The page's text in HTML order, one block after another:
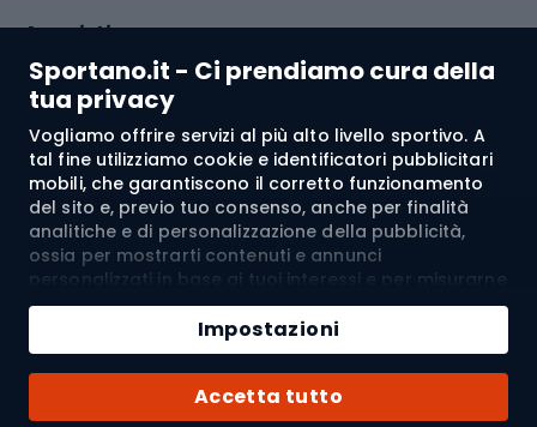
Sportano.it - Ci prendiamo cura della
tua privacy
Vogliamo offrire servizi al più alto livello sportivo. A
tal fine utilizziamo cookie e identificatori pubblicitari
mobili, che garantiscono il corretto funzionamento
del sito e, previo tuo consenso, anche per finalità
analitiche e di personalizzazione della pubblicità,
ossia per mostrarti contenuti e annunci
personalizzati in base ai tuoi interessi e per misurarne
l’efficacia. I cookie e gli identificatori pubblicitari
mobili possono essere utilizzati sia per attività
pubblicitarie personalizzate sia non personalizzate, a
seconda dei consensi da te espressi. Se clicchi su
“Accetta tutto”, acconsenti al trattamento dei tuoi
Accetta tutto
Impostazioni
Quantità
Aggiungi al carrello
Acquista con
Acquisti
Servizio clienti
Regolamento
Chi siamo
© 2026 Sportano